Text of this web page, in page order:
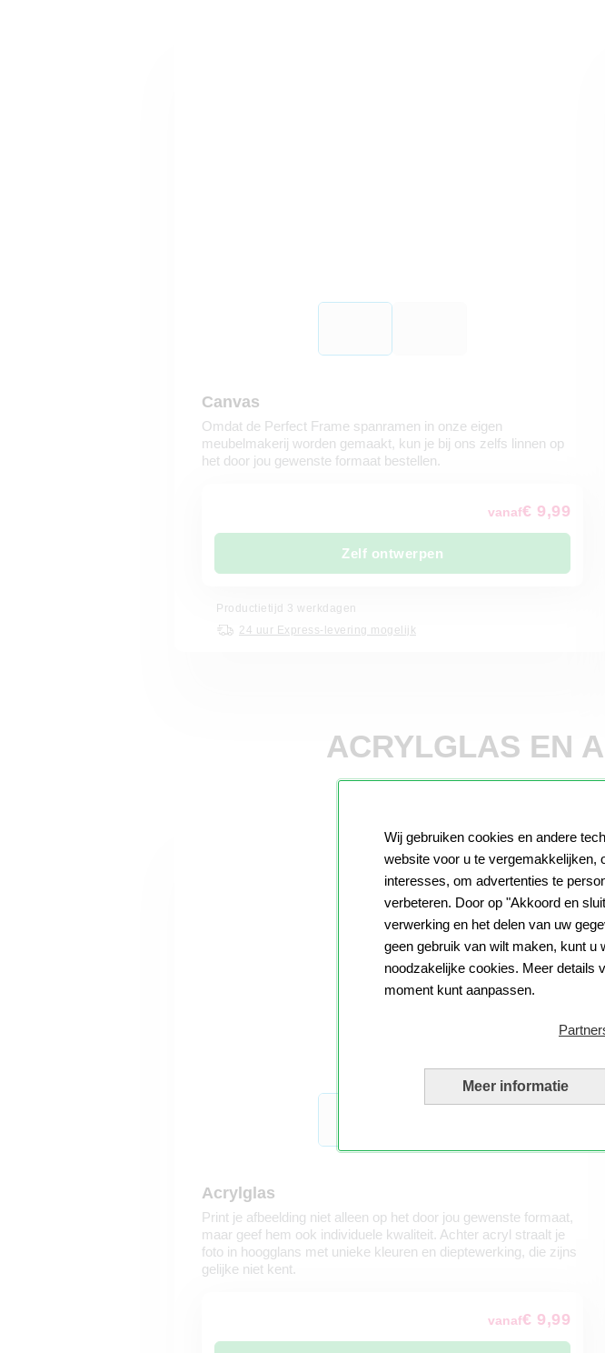
Wij gebruiken cookies en andere
website voor u te vergemakkelijken,
interesses, om advertenties te
verbeteren. Door op "Akkoord en
verwerking en het delen van uw
geen gebruik van wilt maken, kunt
noodzakelijke cookies. Meer details
moment kunt aanpassen.
Meer informatie
Canvas
Omdat de Perfect Frame spanramen in onze eigen
meubelmakerij worden gemaakt, kun je bij ons zelfs linnen op
het door jou gewenste formaat bestellen.
vanaf€ 9,99
Zelf ontwerpen
Productietijd 3 werkdagen
24 uur Express-levering mogelijk
ACRYLGLAS EN
Acrylglas
Print je afbeelding niet alleen op het door jou gewenste formaat,
maar geef hem ook individuele kwaliteit. Achter acryl straalt je
foto in hoogglans met unieke kleuren en dieptewerking, die zijns
gelijke niet kent.
vanaf€ 9,99